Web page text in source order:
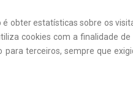
obter estatísticas sobre os
cookies com a finalidade de
terceiros, sempre que